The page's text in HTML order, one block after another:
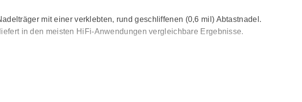
mit einer verklebten, rund geschliffenen (0,6 mil) Abtastnadel.
in den meisten HiFi-Anwendungen vergleichbare Ergebnisse.
Klangbühne eintauchen lässt.